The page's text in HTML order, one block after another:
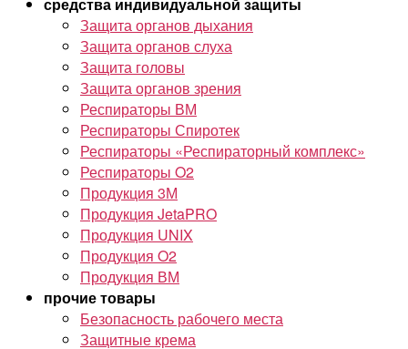
Защита органов дыхания
Защита органов слуха
Защита головы
Защита органов зрения
Респираторы ВМ
Респираторы Спиротек
Респираторы «Респираторный комплекс»
Респираторы O2
Продукция 3М
Продукция JetaPRO
Продукция UNIX
Продукция O2
Продукция ВМ
прочие товары
Безопасность рабочего места
Защитные крема